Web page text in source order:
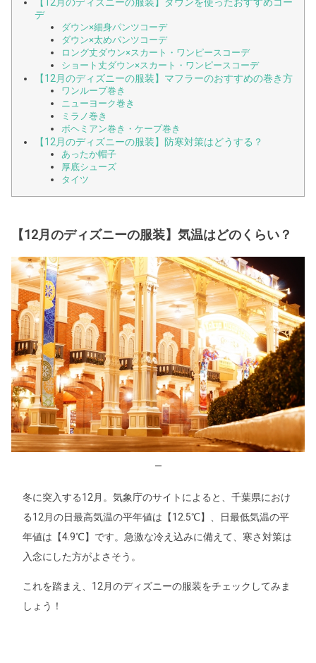
デ
ダウン×細身パンツコーデ
ダウン×太めパンツコーデ
ロング丈ダウン×スカート・ワンピースコーデ
ショート丈ダウン×スカート・ワンピースコーデ
【12月のディズニーの服装】マフラーのおすすめの巻き方
ワンループ巻き
ニューヨーク巻き
ミラノ巻き
ボヘミアン巻き・ケープ巻き
【12月のディズニーの服装】防寒対策はどうする？
あったか帽子
厚底シューズ
タイツ
【12月のディズニーの服装】気温はどのくらい？
—
冬に突入する12月。気象庁のサイトによると、千葉県におけ
る12月の日最高気温の平年値は【12.5℃】、日最低気温の平
年値は【4.9℃】です。急激な冷え込みに備えて、寒さ対策は
入念にした方がよさそう。
これを踏まえ、12月のディズニーの服装をチェックしてみま
しょう！